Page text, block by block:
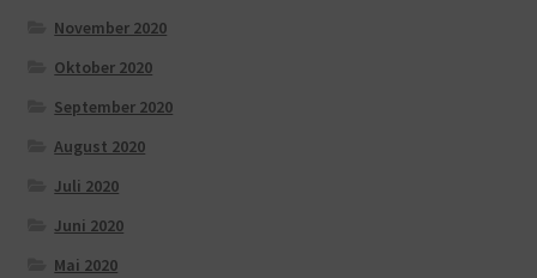
November 2020
Oktober 2020
September 2020
August 2020
Juli 2020
Juni 2020
Mai 2020